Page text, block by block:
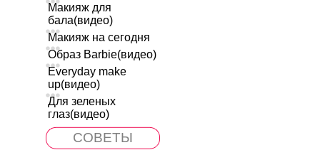
Макияж для
бала(видео)
Макияж на сегодня
Образ Barbie(видео)
Everyday make
up(видео)
Для зеленых
глаз(видео)
СОВЕТЫ